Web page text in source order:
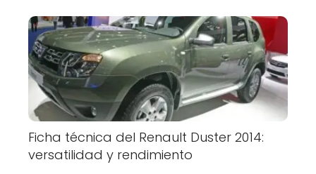
Ficha técnica del Renault Duster 2014:
versatilidad y rendimiento